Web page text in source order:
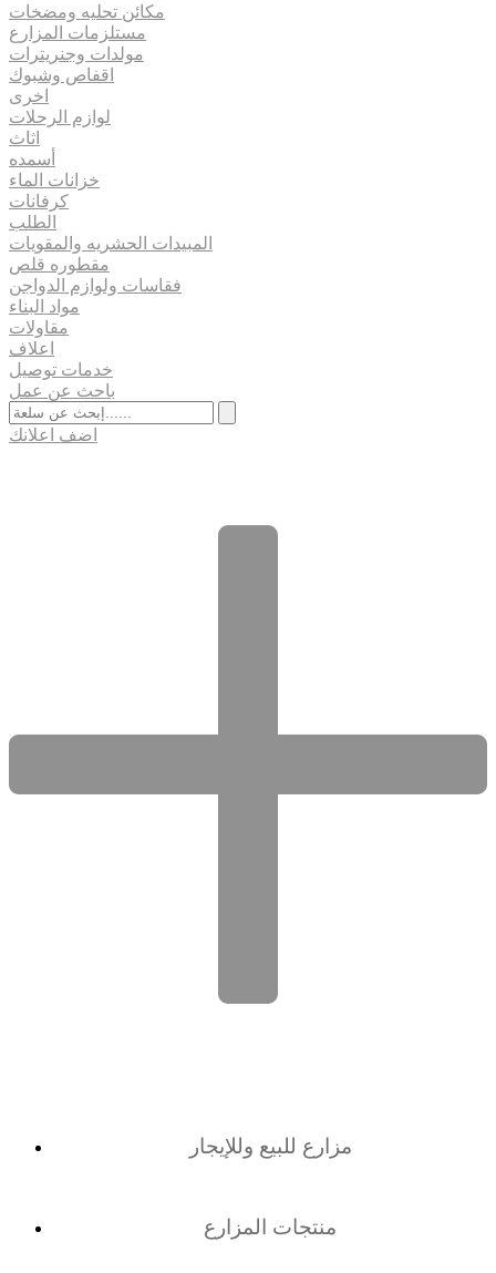
مكائن تحليه ومضخات
مستلزمات المزارع
مولدات وجنريترات
اقفاص وشبوك
اخرى
لوازم الرحلات
اثاث
أسمده
خزانات الماء
كرفانات
الطلب
المبيدات الحشريه والمقويات
مقطوره قلص
فقاسات ولوازم الدواجن
مواد البناء
مقاولات
اعلاف
خدمات توصيل
باحث عن عمل
اضف اعلانك
مزارع للبيع وللإيجار
منتجات المزارع